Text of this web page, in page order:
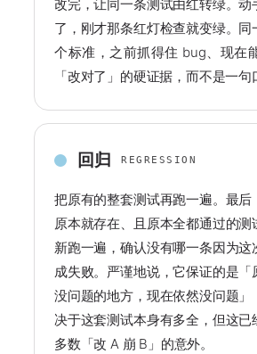
改完，让同一条测试由红转绿。动
了，刚才那条红灯检查就变绿。同
个标准，之前抓得住 bug、现在
「改对了」的硬证据，而不是一句
回归 REGRESSION
把原有的整套测试再跑一遍。最后
原本就存在、且原本全都通过的测
新跑一遍，确认没有哪一条因为这
成失败。严谨地说，它保证的是「
没问题的地方，现在依然没问题」
决于这套测试本身有多全，但这已
多数「改 A 崩 B」的意外。